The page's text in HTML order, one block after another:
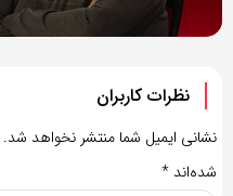
نظرات کاربران
نشانی ایمیل شما منتشر نخواهد شد.
شده‌اند *